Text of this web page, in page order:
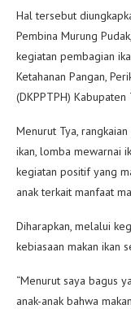
Hal tersebut
Pembina Murung
kegiatan pembagian
Ketahanan Pangan,
(DKPPTPH)
Menurut Tya,
ikan, lomba mewarnai
kegiatan positif yang
anak terkait manfaat
Diharapkan, melalui
kebiasaan makan ikan
“Menurut saya bagus
anak-anak bahwa